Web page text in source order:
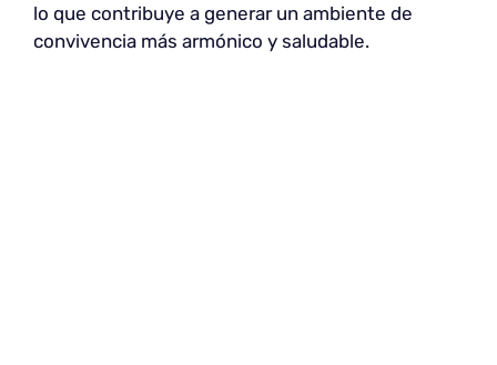
lo que contribuye a generar un ambiente de
convivencia más armónico y saludable.